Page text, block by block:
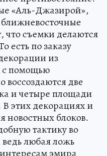
«Аль-Джазирой»,
съемки делаются
есть по заказу
из
с помощью
две
и четыре площади
этих декорациях и
новостных блоков.
тактику во
любая ложь
эмира